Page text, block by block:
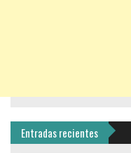
Entradas recientes